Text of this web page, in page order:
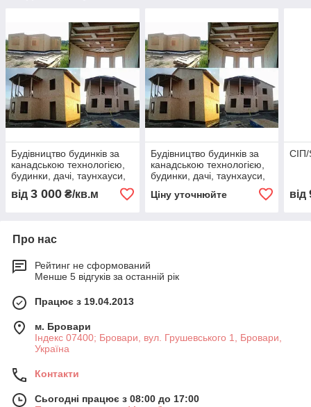
Будівництво будинків за
канадською технологією,
будинки, дачі, таунхауси,
бані
від 3 000 ₴/кв.м
Будівництво будинків за
канадською технологією,
будинки, дачі, таунхауси,
Ціну уточнюйте
СІП/
від
Про нас
Рейтинг не сформований
Менше 5 відгуків за останній рік
Працює з 19.04.2013
м. Бровари
Індекс 07400; Бровари, вул. Грушевського 1, Бровари,
Україна
Контакти
Сьогодні працює з 08:00 до 17:00